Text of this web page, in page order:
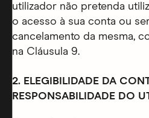
utilizador não pretenda
o acesso à sua conta ou
cancelamento da mesma,
na Cláusula 9.
2. ELEGIBILIDADE DA
RESPONSABILIDADE DO